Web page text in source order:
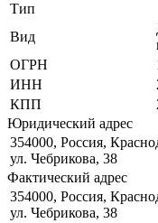
Тип
Вид
ОГРН
ИНН
КПП
Юридический адрес
354000, Россия,
ул. Чебрикова, 38
Фактический адрес
354000, Россия,
ул. Чебрикова, 38